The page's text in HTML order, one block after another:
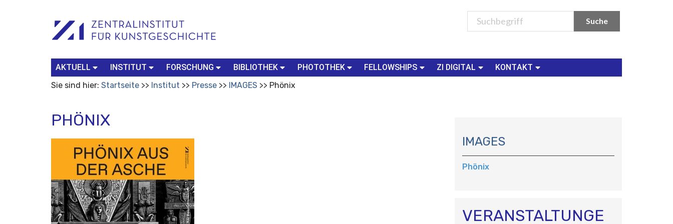
Werkzeuge
Search…
AKTUELL INSTITUT FORSCHUNG BIBLIOTHEK PHOTOTHEK FELLOWSHIPS ZI DIGITAL
KONTAKT
Sie sind hier: Startseite Institut Presse IMAGES Phönix
PHÖNIX
A
V
I
I
O
IMAGES
Phönix
VERANSTALTUNGE